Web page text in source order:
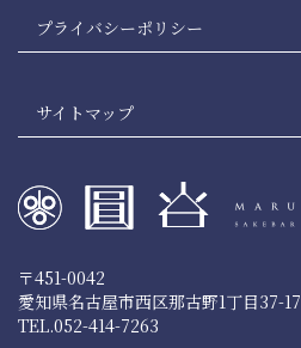
プライバシーポリシー
サイトマップ
〒451-0042
愛知県名古屋市西区那古野1丁目37-17
TEL.052-414-7263